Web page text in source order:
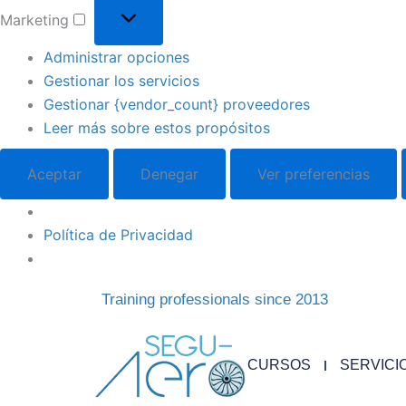
Marketing
Administrar opciones
Gestionar los servicios
Gestionar {vendor_count} proveedores
Leer más sobre estos propósitos
Aceptar Denegar Ver preferencias
Política de Privacidad
Training professionals since 2013
CURSOS